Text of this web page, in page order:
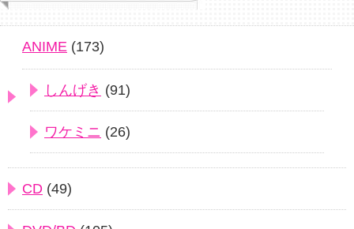
ANIME (173)
しんげき (91)
ワケミニ (26)
CD (49)